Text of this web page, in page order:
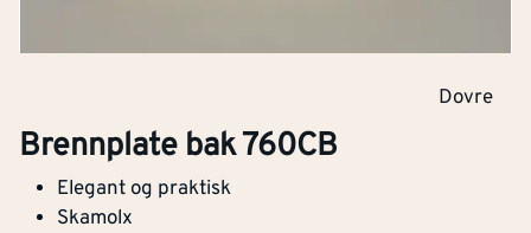
Dovre
Brennplate bak 760CB
Elegant og praktisk
Skamolx